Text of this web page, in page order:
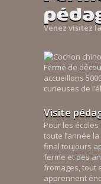
Venez visitez
Ferme de
accueillons
curieuses de
Visite
Pour les
toute l’année
final toujours
ferme et des
fromages, tout
apprennent